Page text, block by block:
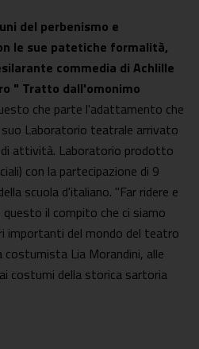
del perbenismo e
le sue patetiche formalità,
commedia di Achlille
" Tratto dall'omonimo
che parte l'adattamento che
suo Laboratorio teatrale arrivato
di attività. Laboratorio prodotto
con la partecipazione di 9
scuola d'italiano. "Far ridere e
il compito che ci siamo
importanti del mondo del teatro
Lia Morandini, alle
costumi della storica sartoria